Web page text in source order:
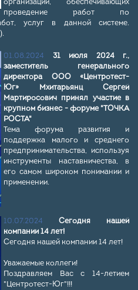
организаций, обеспечивающих
проведение работ по
услуг в данной системе.
).
01.08.2024
31 июля 2024 г.,
заместитель генерального
директора ООО «Центротест-
Юг» Мхитарьянц Сергей
Мартиросович принял участие в
крупном бизнес - форуме "ТОЧКА
РОСТА"
Тема форума развития и
поддержка малого и среднего
предпринимательства, используя
инструменты наставничества, в
его самом широком понимании и
применении.
10.07.2024
Сегодня нашей
компании 14 лет!
Сегодня нашей компании 14 лет!
Уважаемые коллеги! ⠀
Поздравляем Вас с 14-летием
"Центротест-Юг"!!! ⠀